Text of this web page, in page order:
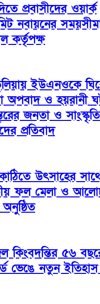
প্রবাসীদের ওয়ার্ক
নবায়নের
কর্তৃপক্ষ
ইউএনওকে
অপবাদ ও হয়রানী
জনতা ও
প্রতিবাদ
উৎসাহের
ফল মেলা ও
কিংবদন্তির ৫৬
ভেঙে নতুন